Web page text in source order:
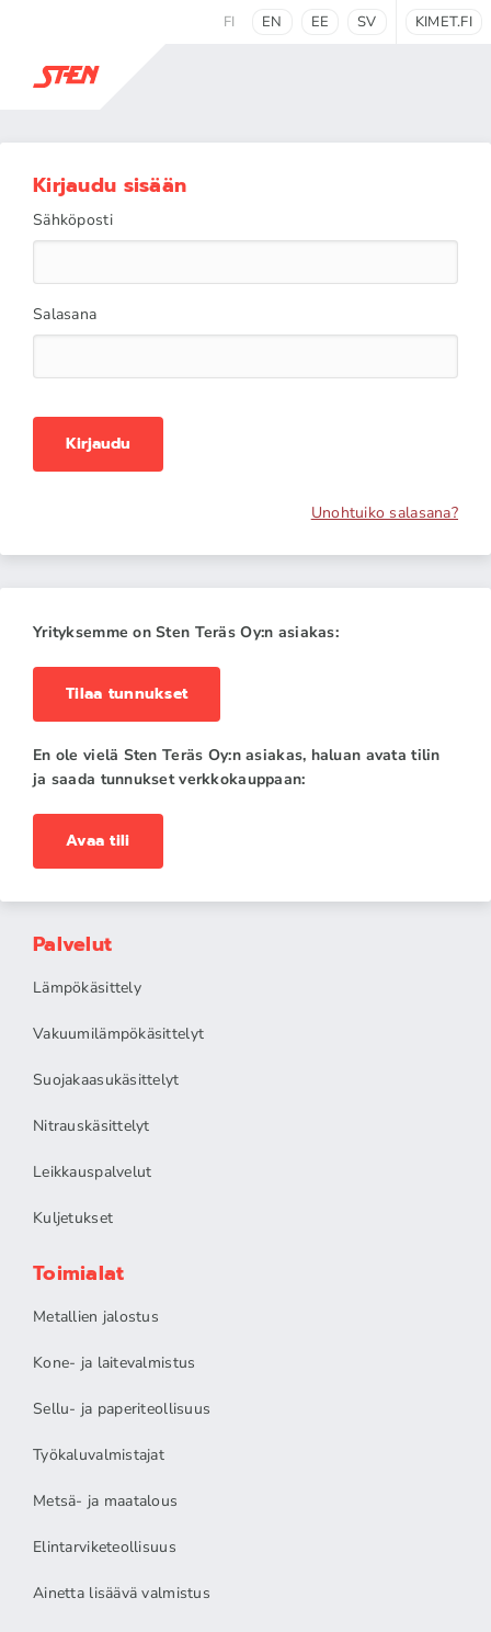
FI EN EE SV KIMET.FI
Kirjaudu sisään
Sähköposti
Salasana
Kirjaudu
Unohtuiko salasana?
Yrityksemme on Sten Teräs Oy:n asiakas:
Tilaa tunnukset
En ole vielä Sten Teräs Oy:n asiakas, haluan avata tilin
ja saada tunnukset verkkokauppaan:
Avaa tili
Palvelut
Lämpökäsittely
Vakuumilämpökäsittelyt
Suojakaasukäsittelyt
Nitrauskäsittelyt
Leikkauspalvelut
Kuljetukset
Toimialat
Metallien jalostus
Kone- ja laitevalmistus
Sellu- ja paperiteollisuus
Työkaluvalmistajat
Metsä- ja maatalous
Elintarviketeollisuus
Ainetta lisäävä valmistus